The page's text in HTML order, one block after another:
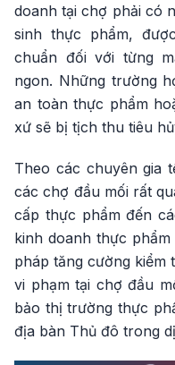
doanh tại chợ phải có
sinh thực phẩm,
chuẩn đối với từng
ngon. Những trường
an toàn thực phẩm
xứ sẽ bị tịch thu tiêu
Theo các chuyên gia
các chợ đầu mối rất
cấp thực phẩm đến
kinh doanh thực
pháp tăng cường kiểm
vi phạm tại chợ đầu
bảo thị trường thực
địa bàn Thủ đô trong